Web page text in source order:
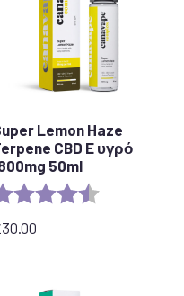
Lemon Haze
CBD E υγρό
50ml
30.00